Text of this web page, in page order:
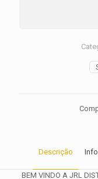
Descrição
BEM VINDO A JRL